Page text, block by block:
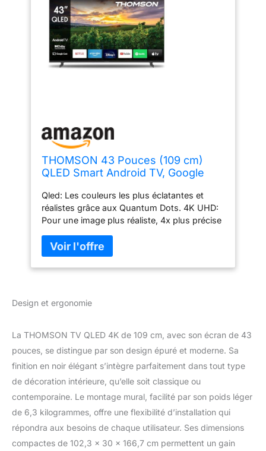
THOMSON 43 Pouces (109 cm)
QLED Smart Android TV, Google
Bluetooth, Triple-Tuner
(Câble/Satellite/Antenne), HDMI,
CI+, A+ Panneau – 43QA2S13
Qled: Les couleurs les plus éclatantes et
réalistes grâce aux Quantum Dots. 4K UHD:
Pour une image plus réaliste, 4x plus précise
plus complet donnant accès à de
nombreuses applications. Design sans
cadre: Un design élégant et moderne, sans
pour la meilleure image. Assistant Vocal
pour contrôler votre TV. Télécommande
premium rétroéclairée: Gardez un œil sur
tous vos boutons, même dans la pénombre.
Bouton FAVORIS: Désignez votre application
favorite pour l’ouvrir en 1 click. Chromecast
built-in intégré: Diffusez sur votre TV films et
musiques depuis vos appareils connectés
compatibles. Dolby Atmos: Profitez d'un son
dynamique grâce à la technologie Dolby
Atmos. Dolby Vision: Améliore le contraste
Design et ergonomie
La THOMSON TV QLED 4K de 109 cm, avec son écran de 43
pouces, se distingue par son design épuré et moderne. Sa
finition en noir élégant s’intègre parfaitement dans tout type
de décoration intérieure, qu’elle soit classique ou
contemporaine. Le montage mural, facilité par son poids léger
de 6,3 kilogrammes, offre une flexibilité d’installation qui
répondra aux besoins de chaque utilisateur. Ses dimensions
compactes de 102,3 x 30 x 166,7 cm permettent un gain